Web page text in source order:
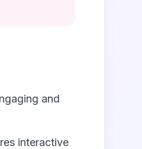
and
interactive